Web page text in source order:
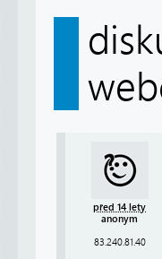
před 14 lety
anonym
83.240.81.40